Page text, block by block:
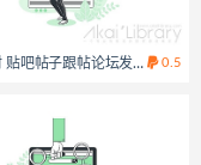
贴吧帖子跟帖论坛发言回复插
0.5